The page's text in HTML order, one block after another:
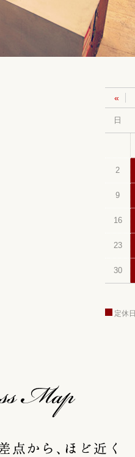
«
日
2
9
16
23
30
定休日